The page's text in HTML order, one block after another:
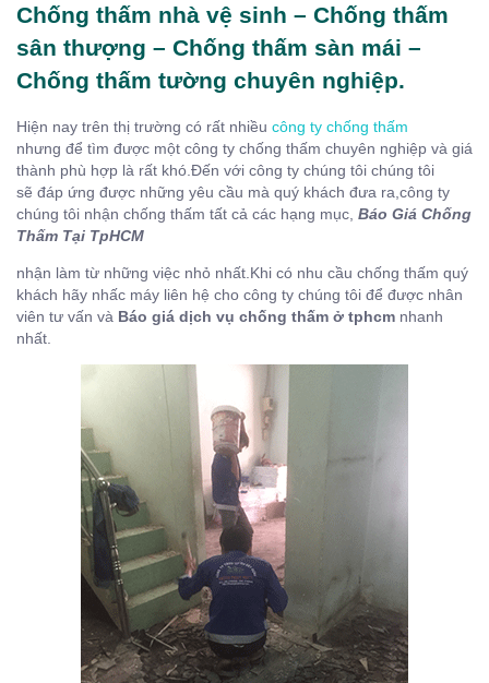
Chống thấm nhà vệ sinh – Chống thấm
sân thượng – Chống thấm sàn mái –
Chống thấm tường chuyên nghiệp.
Hiện nay trên thị trường có rất nhiều công ty chống thấm
nhưng để tìm được một công ty chống thấm chuyên nghiệp và giá
thành phù hợp là rất khó.Đến với công ty chúng tôi chúng tôi
sẽ đáp ứng được những yêu cầu mà quý khách đưa ra,công ty
chúng tôi nhận chống thấm tất cả các hạng mục, Báo Giá Chống
Thấm Tại TpHCM
nhận làm từ những việc nhỏ nhất.Khi có nhu cầu chống thấm quý
khách hãy nhấc máy liên hệ cho công ty chúng tôi để được nhân
viên tư vấn và Báo giá dịch vụ chống thấm ở tphcm nhanh
nhất.